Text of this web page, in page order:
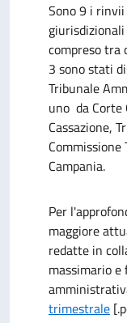
Sono 9 i
compreso tra
3 sono stati
Tribunale
uno da Corte
Cassazione,
Campania.
Per
maggiore
redatte in
massimario
trimestrale